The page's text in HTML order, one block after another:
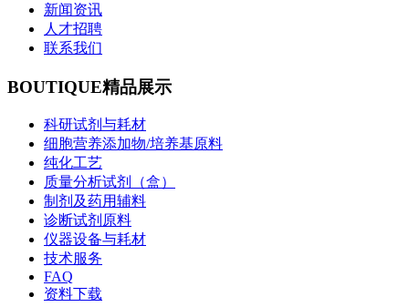
新闻资讯
人才招聘
联系我们
BOUTIQUE精品展示
科研试剂与耗材
细胞营养添加物/培养基原料
纯化工艺
质量分析试剂（盒）
制剂及药用辅料
诊断试剂原料
仪器设备与耗材
技术服务
FAQ
资料下载